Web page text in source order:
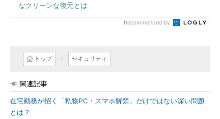
なクリーンな復元とは
Recommended by
トップ セキュリティ
関連記事
在宅勤務が招く「私物PC・スマホ解禁」だけではない深い問題
とは？